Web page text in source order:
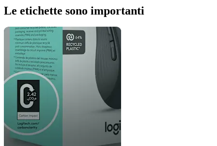
Le etichette sono importanti